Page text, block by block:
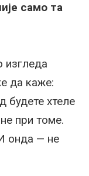
само та
изгледа
да каже:
будете хтеле
при томе.
онда — не